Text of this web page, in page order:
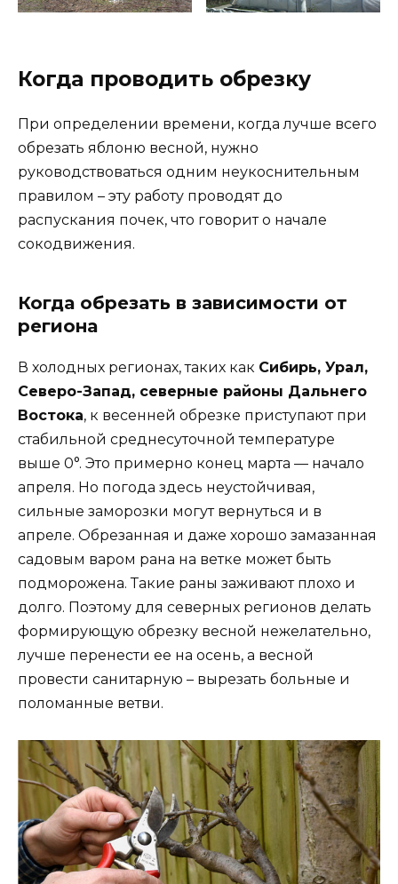
Когда проводить обрезку
При определении времени, когда лучше всего
обрезать яблоню весной, нужно
руководствоваться одним неукоснительным
правилом – эту работу проводят до
распускания почек, что говорит о начале
сокодвижения.
Когда обрезать в зависимости от
региона
В холодных регионах, таких как Сибирь, Урал,
Северо-Запад, северные районы Дальнего
Востока, к весенней обрезке приступают при
стабильной среднесуточной температуре
выше 0°. Это примерно конец марта — начало
апреля. Но погода здесь неустойчивая,
сильные заморозки могут вернуться и в
апреле. Обрезанная и даже хорошо замазанная
садовым варом рана на ветке может быть
подморожена. Такие раны заживают плохо и
долго. Поэтому для северных регионов делать
формирующую обрезку весной нежелательно,
лучше перенести ее на осень, а весной
провести санитарную – вырезать больные и
поломанные ветви.